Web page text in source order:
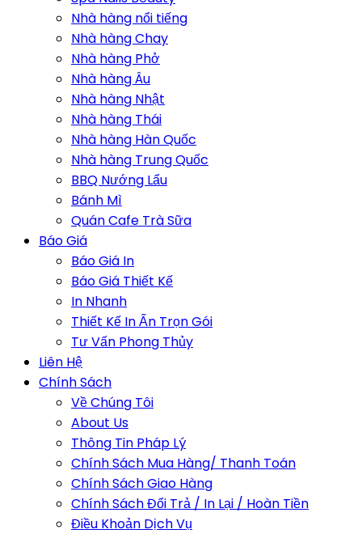
Nhà hàng nổi tiếng
Nhà hàng Chay
Nhà hàng Phở
Nhà hàng Âu
Nhà hàng Nhật
Nhà hàng Thái
Nhà hàng Hàn Quốc
Nhà hàng Trung Quốc
BBQ Nướng Lẩu
Bánh Mì
Quán Cafe Trà Sữa
Báo Giá
Báo Giá In
Báo Giá Thiết Kế
In Nhanh
Thiết Kế In Ấn Trọn Gói
Tư Vấn Phong Thủy
Liên Hệ
Chính Sách
Về Chúng Tôi
About Us
Thông Tin Pháp Lý
Chính Sách Mua Hàng/ Thanh Toán
Chính Sách Giao Hàng
Chính Sách Đổi Trả / In Lại / Hoàn Tiền
Điều Khoản Dịch Vụ